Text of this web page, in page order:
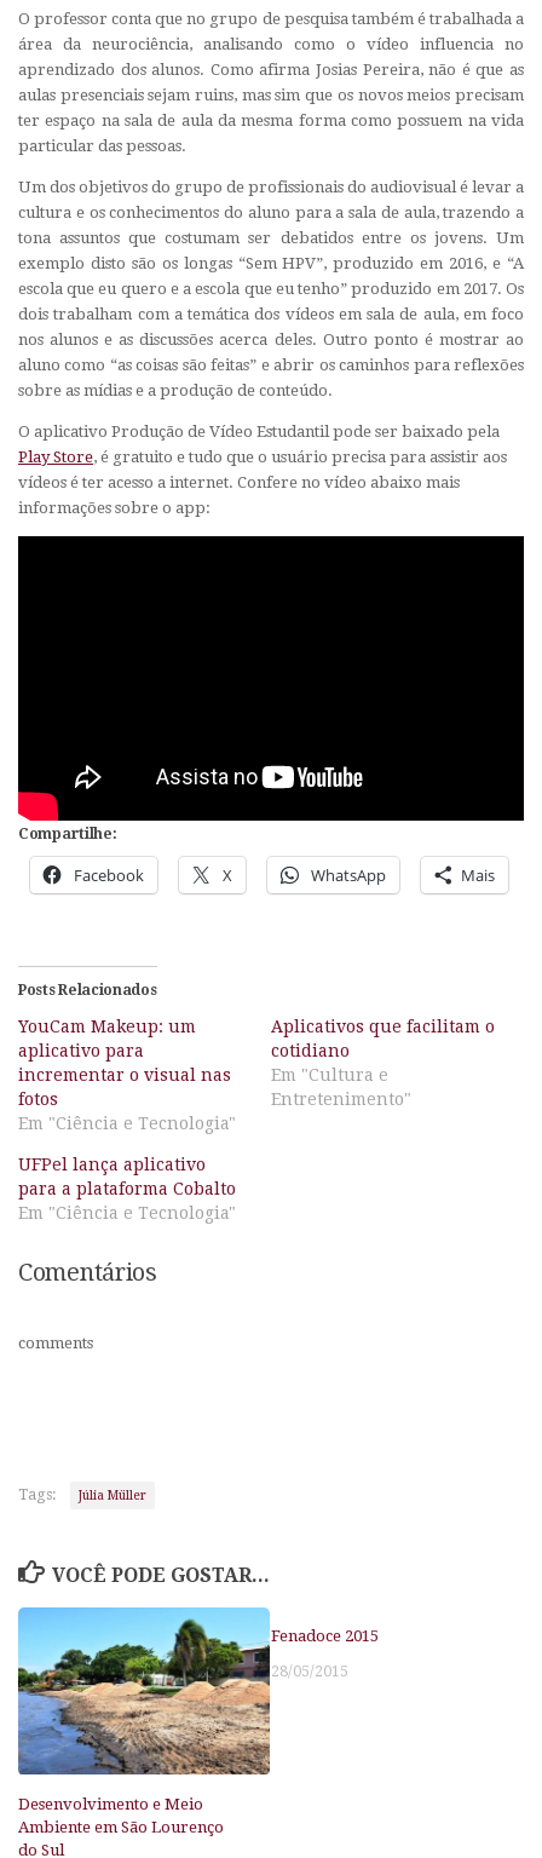
O professor conta que no grupo de pesquisa também é trabalhada a
área da neurociência, analisando como o vídeo influencia no
aprendizado dos alunos. Como afirma Josias Pereira, não é que as
aulas presenciais sejam ruins, mas sim que os novos meios precisam
ter espaço na sala de aula da mesma forma como possuem na vida
particular das pessoas.
Um dos objetivos do grupo de profissionais do audiovisual é levar a
cultura e os conhecimentos do aluno para a sala de aula, trazendo a
tona assuntos que costumam ser debatidos entre os jovens. Um
exemplo disto são os longas “Sem HPV”, produzido em 2016, e “A
escola que eu quero e a escola que eu tenho” produzido em 2017. Os
dois trabalham com a temática dos vídeos em sala de aula, em foco
nos alunos e as discussões acerca deles. Outro ponto é mostrar ao
aluno como “as coisas são feitas” e abrir os caminhos para reflexões
sobre as mídias e a produção de conteúdo.
O aplicativo Produção de Vídeo Estudantil pode ser baixado pela
Play Store, é gratuito e tudo que o usuário precisa para assistir aos
vídeos é ter acesso a internet. Confere no vídeo abaixo mais
informações sobre o app:
Compartilhe:
Facebook X WhatsApp Mais
Posts Relacionados
YouCam Makeup: um
aplicativo para
incrementar o visual nas
fotos
Em "Ciência e Tecnologia"
Aplicativos que facilitam o
cotidiano
Em "Cultura e
Entretenimento"
UFPel lança aplicativo
para a plataforma Cobalto
Em "Ciência e Tecnologia"
Comentários
comments
Tags: Júlia Müller
VOCÊ PODE GOSTAR...
Desenvolvimento e Meio
Ambiente em São Lourenço
do Sul
Fenadoce 2015
28/05/2015